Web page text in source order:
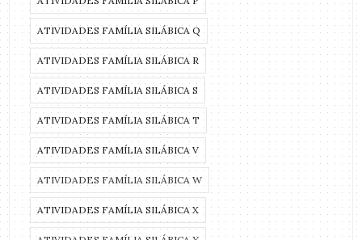
ATIVIDADES FAMÍLIA SILÁBICA Q
ATIVIDADES FAMÍLIA SILÁBICA R
ATIVIDADES FAMÍLIA SILÁBICA S
ATIVIDADES FAMÍLIA SILÁBICA T
ATIVIDADES FAMÍLIA SILÁBICA V
ATIVIDADES FAMÍLIA SILÁBICA W
ATIVIDADES FAMÍLIA SILÁBICA X